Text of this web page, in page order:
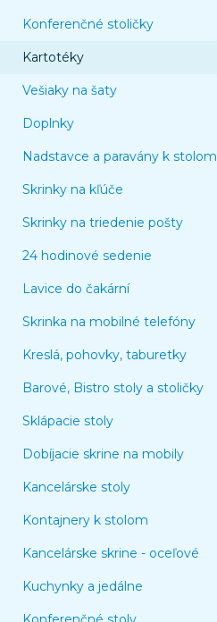
Konferenčné stoličky
Kartotéky
Vešiaky na šaty
Doplnky
Nadstavce a paravány k stolom
Skrinky na kľúče
Skrinky na triedenie pošty
24 hodinové sedenie
Lavice do čakární
Skrinka na mobilné telefóny
Kreslá, pohovky, taburetky
Barové, Bistro stoly a stoličky
Sklápacie stoly
Dobíjacie skrine na mobily
Kancelárske stoly
Kontajnery k stolom
Kancelárske skrine - oceľové
Kuchynky a jedálne